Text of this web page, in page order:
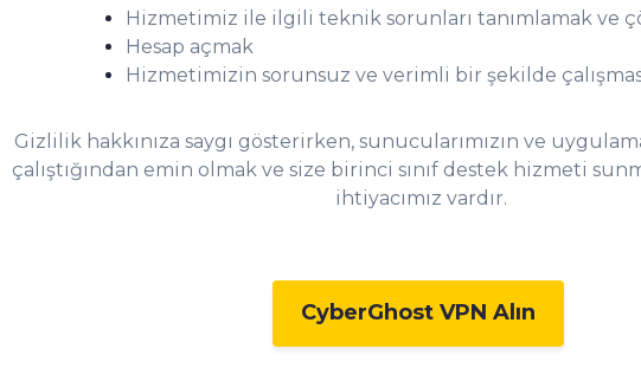
Hizmetimiz ile ilgili teknik sorunları tanımlamak ve
Hesap açmak
Hizmetimizin sorunsuz ve verimli bir şekilde
Gizlilik hakkınıza saygı gösterirken, sunucularımızın ve
çalıştığından emin olmak ve size birinci sınıf destek hizmeti
ihtiyacımız vardır.
CyberGhost VPN Alın